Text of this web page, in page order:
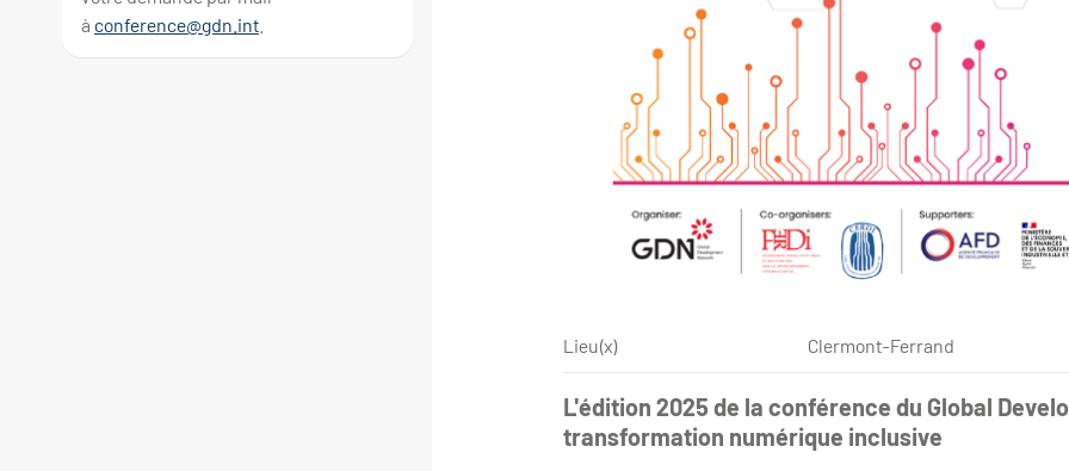
Lieu(x) Clermont-Ferrand
L'édition 2025 de la conférence du Global
transformation numérique inclusive
à conference@gdn.int